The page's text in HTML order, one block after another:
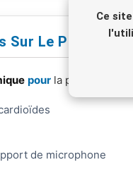
Ce
Sur Le Produit
pour la parole et le
de microphone